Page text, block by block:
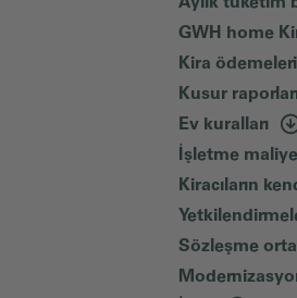
GWH home
Kira ödemeleri
Kusur
Ev kuralları
İşletme
Kiracıların
Sözleşme